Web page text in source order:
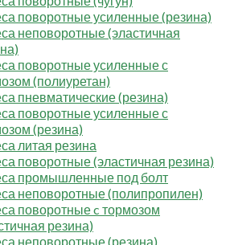
поворотные усиленные (резина)
неповоротные (эластичная
поворотные усиленные с
(полиуретан)
пневматические (резина)
поворотные усиленные с
(резина)
литая резина
поворотные (эластичная резина)
промышленные под болт
неповоротные (полипропилен)
поворотные c тормозом
резина)
неповоротные (резина)